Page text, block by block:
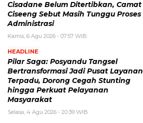
Cisadane Belum Ditertibkan, Camat
Ciseeng Sebut Masih Tunggu Proses
Administrasi
Kamis, 6 Agu 2026 - 07:57 WIB
HEADLINE
Pilar Saga: Posyandu Tangsel
Bertransformasi Jadi Pusat Layanan
Terpadu, Dorong Cegah Stunting
hingga Perkuat Pelayanan
Masyarakat
Selasa, 4 Agu 2026 - 20:39 WIB